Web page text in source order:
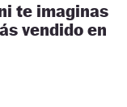
te imaginas
vendido en